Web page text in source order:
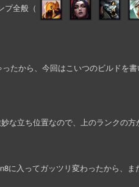
プ全般（
たから、今回はこいつのビルドを書
な立ち位置なので、上のランクの方
入ってガッツリ変わったから、ま